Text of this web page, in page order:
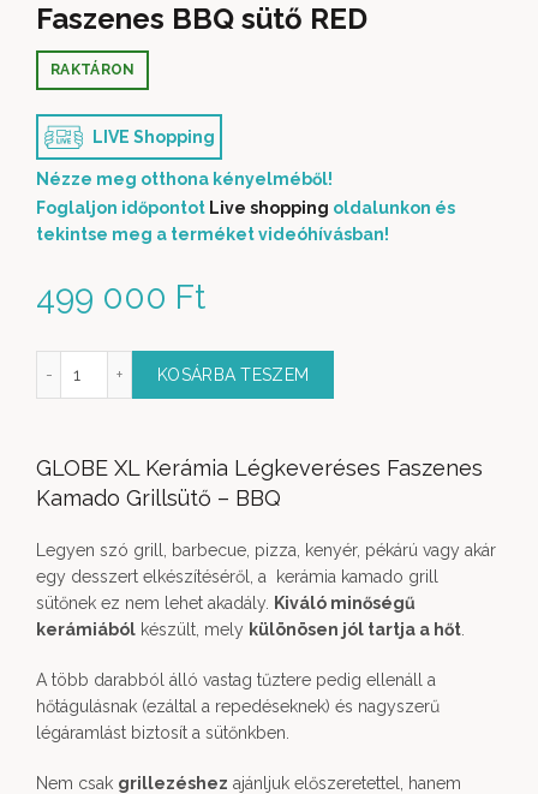
Faszenes BBQ sütő RED
499 000 Ft
RAKTÁRON
LIVE Shopping
Nézze meg otthona kényelméből!
Foglaljon időpontot Live shopping oldalunkon és
tekintse meg a terméket videóhívásban!
Kerámia Faszenes BBQ sütő RED mennyiség
KOSÁRBA TESZEM
GLOBE XL Kerámia Légkeveréses Faszenes
Kamado Grillsütő – BBQ
Legyen szó grill, barbecue, pizza, kenyér, pékárú vagy akár
egy desszert elkészítéséről, a kerámia kamado grill
sütőnek ez nem lehet akadály.
Kiváló minőségű
kerámiából készült, mely különösen jól tartja a hőt
A több darabból álló vastag tűztere pedig ellenáll a
hőtágulásnak (ezáltal a repedéseknek) és nagyszerű
légáramlást biztosít a sütőnkben.
Nem csak grillezéshez ajánljuk előszeretettel, hanem